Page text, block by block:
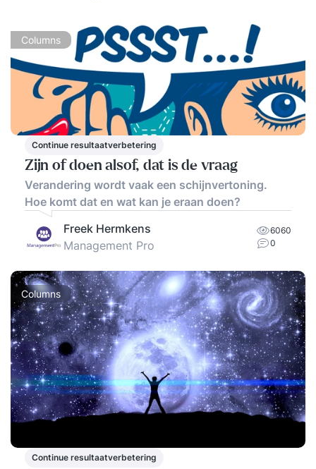
Columns
Continue resultaatverbetering
Zijn of doen alsof, dat is de vraag
Verandering wordt vaak een schijnvertoning.
Hoe komt dat en wat kan je eraan doen?
Freek Hermkens
Management Pro
6060
0
Columns
Continue resultaatverbetering